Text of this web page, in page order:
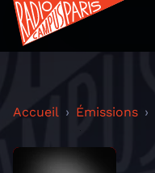
Accueil Émissions